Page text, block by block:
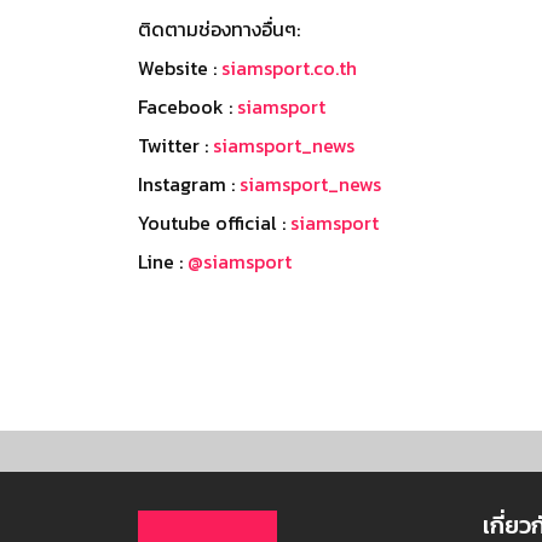
ติดตามช่องทางอื่นๆ:
Website : siamsport.co.th
Facebook : siamsport
Twitter : siamsport_news
Instagram : siamsport_news
Youtube official : siamsport
Line : @siamsport
เกี่ยว